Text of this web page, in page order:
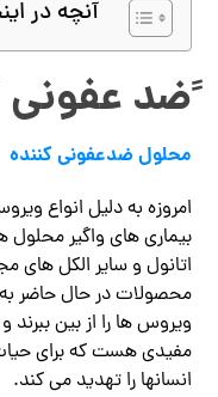
آنچه در
ًضد عفونی
محلول ضدعفونی کننده
امروزه به دلیل انواع
بیماری های واگیر محلول
اتانول و سایر الکل های
محصولات در حال حاضر
ویروس ها را از بین ببرند
مفیدی هست که برای
انسانها را تهدید می کند.